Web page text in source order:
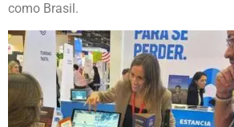
como Brasil.